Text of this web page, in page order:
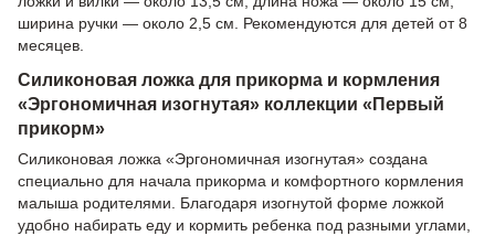
ширина ручки — около 2,5 см. Рекомендуются для детей от 8
месяцев.
Силиконовая ложка для прикорма и кормления
«Эргономичная изогнутая» коллекции «Первый
прикорм»
Силиконовая ложка «Эргономичная изогнутая» создана
специально для начала прикорма и комфортного кормления
малыша родителями. Благодаря изогнутой форме ложкой
удобно набирать еду и кормить ребенка под разными углами,